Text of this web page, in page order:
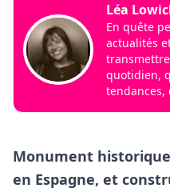
Léa
En quête
actualités
quotidien,
tendances,
Monument
en Espagne, et